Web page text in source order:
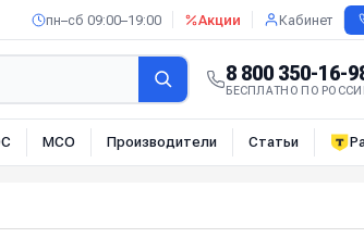
пн–сб 09:00–19:00 Акции Кабинет
8 800 350-16-
БЕСПЛАТНО ПО
МСО Производители Статьи